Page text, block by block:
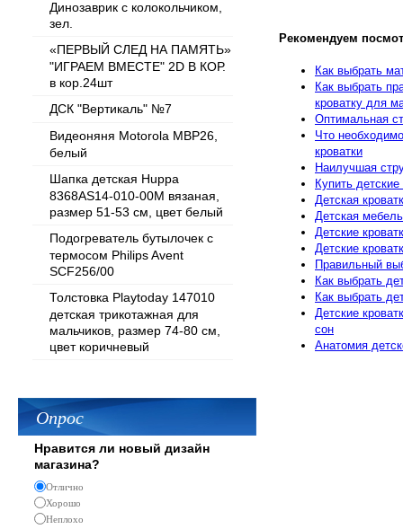
Динозаврик с колокольчиком,
зел.
«ПЕРВЫЙ СЛЕД НА ПАМЯТЬ»
"ИГРАЕМ ВМЕСТЕ" 2D В КОР.
в кор.24шт
ДСК "Вертикаль" №7
Видеоняня Motorola MBP26,
белый
Шапка детская Huppa
8368AS14-010-00M вязаная,
размер 51-53 см, цвет белый
Подогреватель бутылочек с
термосом Philips Avent
SCF256/00
Толстовка Playtoday 147010
детская трикотажная для
мальчиков, размер 74-80 см,
цвет коричневый
Опрос
Нравится ли новый дизайн
магазина?
Отлично
Хорошо
Неплохо
Рекомендуем
Как выбрать
Как выбрать
кроватку для
Оптимальная
Что
кроватки
Наилучшая
Купить детские
Детская
Детская
Детские
Детские
Правильный
Как выбрать
Как выбрать
Детские
сон
Анатомия